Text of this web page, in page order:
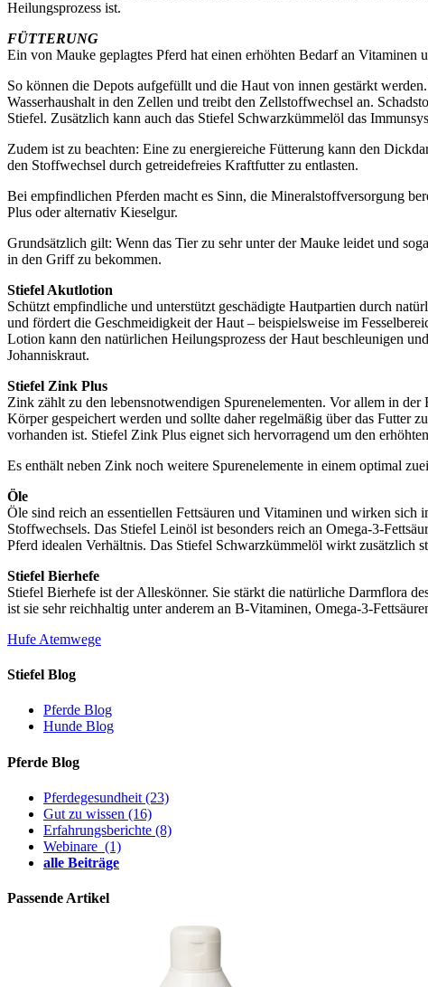
Heilungsprozess ist.
FÜTTERUNG
Ein von Mauke geplagtes Pferd hat einen erhöhten Bedarf an
So können die Depots aufgefüllt und die Haut von innen gestärkt
Wasserhaushalt in den Zellen und treibt den Zellstoffwechsel an.
Stiefel. Zusätzlich kann auch das Stiefel Schwarzkümmelöl das
Zudem ist zu beachten: Eine zu energiereiche Fütterung kann den
den Stoffwechsel durch getreidefreies Kraftfutter zu entlasten.
Bei empfindlichen Pferden macht es Sinn, die Mineralstoffversorgung
Plus oder alternativ Kieselgur.
Grundsätzlich gilt: Wenn das Tier zu sehr unter der Mauke leidet und
in den Griff zu bekommen.
Stiefel Akutlotion
Schützt empfindliche und unterstützt geschädigte Hautpartien durch
und fördert die Geschmeidigkeit der Haut – beispielsweise im
Lotion kann den natürlichen Heilungsprozess der Haut beschleunigen
Johanniskraut.
Stiefel Zink Plus
Zink zählt zu den lebensnotwendigen Spurenelementen. Vor allem in
Körper gespeichert werden und sollte daher regelmäßig über das Futter
vorhanden ist. Stiefel Zink Plus eignet sich hervorragend um den
Es enthält neben Zink noch weitere Spurenelemente in einem optimal
Öle
Öle sind reich an essentiellen Fettsäuren und Vitaminen und wirken sich
Stoffwechsels. Das Stiefel Leinöl ist besonders reich an Omega-3-
Pferd idealen Verhältnis. Das Stiefel Schwarzkümmelöl wirkt zusätzlich
Stiefel Bierhefe
Stiefel Bierhefe ist der Alleskönner. Sie stärkt die natürliche Darmflora
ist sie sehr reichhaltig unter anderem an B-Vitaminen, Omega-3-
Hufe Atemwege
Stiefel Blog
Pferde Blog
Hunde Blog
Pferde Blog
Pferdegesundheit (23)
Gut zu wissen (16)
Erfahrungsberichte (8)
Webinare (1)
alle Beiträge
Passende Artikel